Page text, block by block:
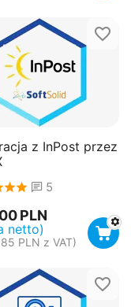
z InPost przez
5
PLN
netto)
PLN z VAT)